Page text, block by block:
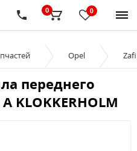
0
0
Opel
переднего
KLOKKERHOLM